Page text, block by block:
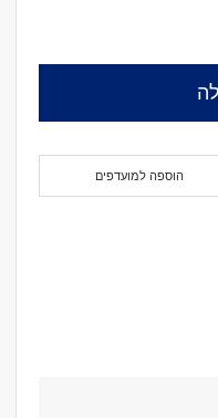
הוספה למועדפים